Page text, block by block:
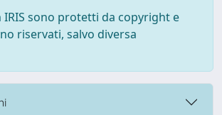
sono protetti da copyright e
riservati, salvo diversa